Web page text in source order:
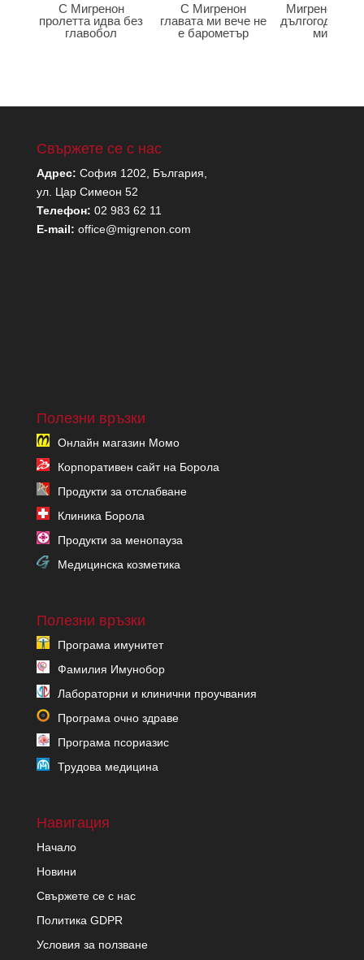
С Мигренон
пролетта идва без
главобол
С Мигренон
главата ми вече не
е барометър
Мигренон
мигрена
Свържете се с нас
Адрес: София 1202, България,
ул. Цар Симеон 52
Телефон: 02 983 62 11
E-mail: office@migrenon.com
Полезни връзки
Онлайн магазин Момо
Корпоративен сайт на Борола
Продукти за отслабване
Клиника Борола
Продукти за менопауза
Медицинска козметика
Полезни връзки
Програма имунитет
Фамилия Имунобор
Лабораторни и клинични проучвания
Програма очно здраве
Програма псориазис
Трудова медицина
Навигация
Начало
Новини
Свържете се с нас
Политика GDPR
Условия за ползване